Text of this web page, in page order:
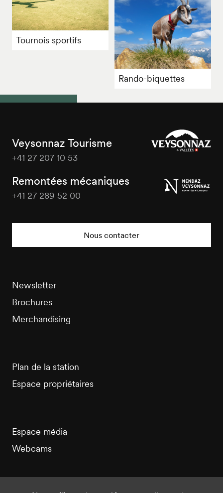
Tournois sportifs
Rando-biquettes
Veysonnaz Tourisme
+41 27 207 10 53
Remontées mécaniques
+41 27 289 52 00
Nous contacter
Newsletter
Brochures
Merchandising
Plan de la station
Espace propriétaires
Espace média
Webcams